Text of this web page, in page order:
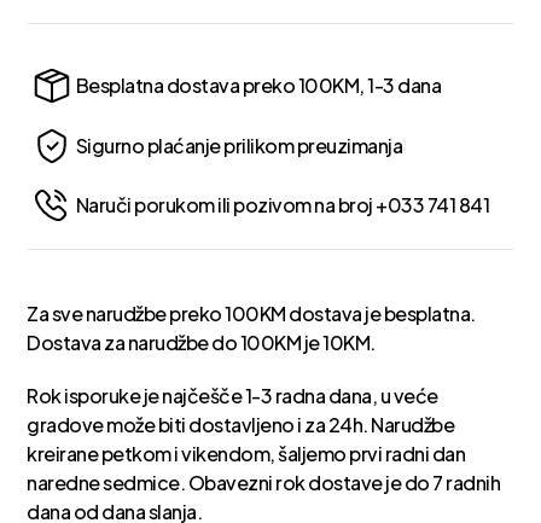
Besplatna dostava preko 100KM, 1-3 dana
Sigurno plaćanje prilikom preuzimanja
Naruči porukom ili pozivom na broj +033 741 841
Za sve narudžbe preko 100KM dostava je besplatna.
Dostava za narudžbe do 100KM je 10KM.
Rok isporuke je najčešče 1-3 radna dana, u veće
gradove može biti dostavljeno i za 24h. Narudžbe
kreirane petkom i vikendom, šaljemo prvi radni dan
naredne sedmice. Obavezni rok dostave je do 7 radnih
dana od dana slanja.